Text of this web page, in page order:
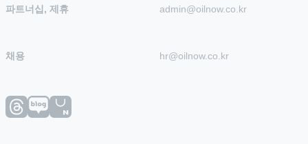
파트너십, 제휴 admin@oilnow.co.kr
채용 hr@oilnow.co.kr